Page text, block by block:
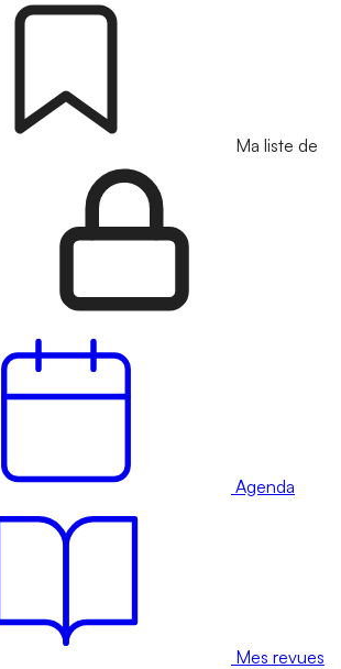
Ma liste de
Agenda
Mes revues